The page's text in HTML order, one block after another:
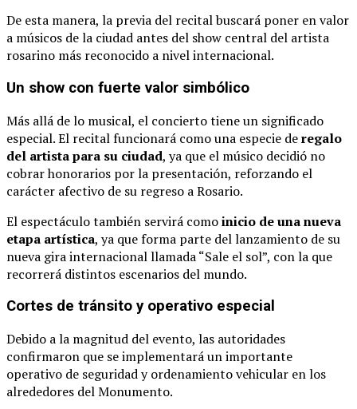
De esta manera, la previa del recitalbuscará poner envalor
a músicos dela ciudad antes del show central del artista
rosarino más reconocido a nivelinternacional.
Un show con fuerte valor simbólico
Más allá delo musical, el conciertotieneun significado
especial.El recitalfuncionará comouna especie deregalo
del artistapara su ciudad, ya que el músico decidió no
cobrarhonorarios porla presentación, reforzando el
carácter afectivo de su regreso aRosario.
El espectáculotambién servirá comoinicio deunanueva
etapa artística, ya queforma parte dellanzamiento de su
nueva girainternacionalllamada “Sale el sol”, conla que
recorrerá distintos escenarios del mundo.
Cortes de tránsito y operativo especial
Debido ala magnitud del evento, las autoridades
confirmaron que seimplementaráunimportante
operativo de seguridadyordenamientovehicular enlos
alrededores delMonumento.